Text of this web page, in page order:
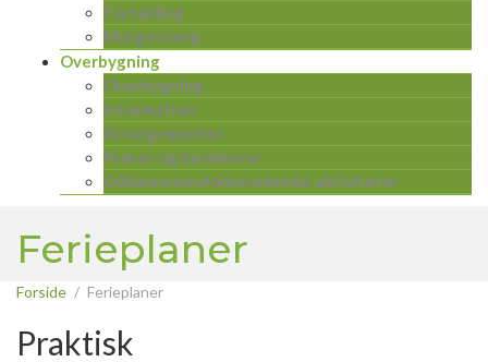
Fortælling
Morgensang
Overbygning
Overbygning
Information
Arrangementer
Prøver og karakterer
Uddannelsesforberedende aktiviteter
Ferieplaner
Forside Ferieplaner
Praktisk